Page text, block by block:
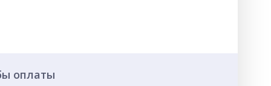
оплаты